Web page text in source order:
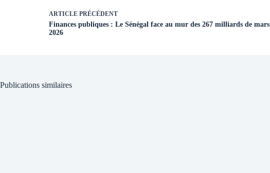
ARTICLE PRÉCÉDENT
Finances publiques : Le Sénégal face au mur des 267 milliards de mars
2026
Publications similaires